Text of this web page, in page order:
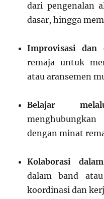
dari pengenalan
dasar, hingga
Improvisasi dan
remaja untuk
atau aransemen
Belajar
dengan minat
Kolaborasi
dalam band
koordinasi dan